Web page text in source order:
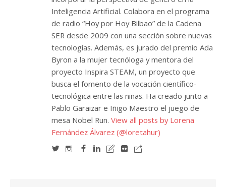
Inteligencia Artificial. Colabora en el programa
de radio “Hoy por Hoy Bilbao” de la Cadena
SER desde 2009 con una sección sobre nuevas
tecnologías. Además, es jurado del premio Ada
Byron a la mujer tecnóloga y mentora del
proyecto Inspira STEAM, un proyecto que
busca el fomento de la vocación científico-
tecnológica entre las niñas. Ha creado junto a
Pablo Garaizar e Iñigo Maestro el juego de
mesa Nobel Run. View all posts by Lorena
Fernández Álvarez (@loretahur)